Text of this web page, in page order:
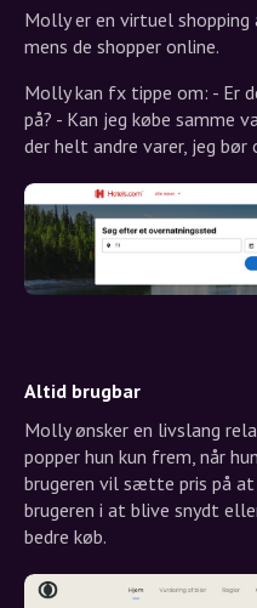
Molly er en virtuel
mens de shopper online.
Molly kan fx tippe om: - Er
på? - Kan jeg købe samme
der helt andre varer, jeg bør
Altid brugbar
Molly ønsker en livslang
popper hun kun frem, når
brugeren vil sætte pris på at
brugeren i at blive snydt
bedre køb.